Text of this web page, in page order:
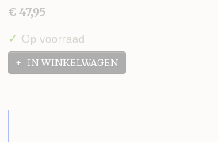
€ 47,95
✓ Op voorraad
IN WINKELWAGEN